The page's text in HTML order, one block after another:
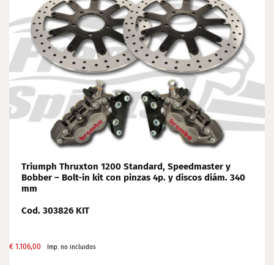
Triumph Thruxton 1200 Standard, Speedmaster y
Bobber – Bolt-in kit con pinzas 4p. y discos diám. 340
mm
Cod. 303826 KIT
€ 1.106,00 Imp. no incluidos